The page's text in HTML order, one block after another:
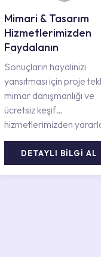
Mimari & Tasarım
Hizmetlerimizden
Faydalanın
Sonuçların hayalinizi
yansıtması için proje
mimar danışmanlığı ve
ücretsiz keşif
hizmetlerimizden
DETAYLI BİLGİ AL